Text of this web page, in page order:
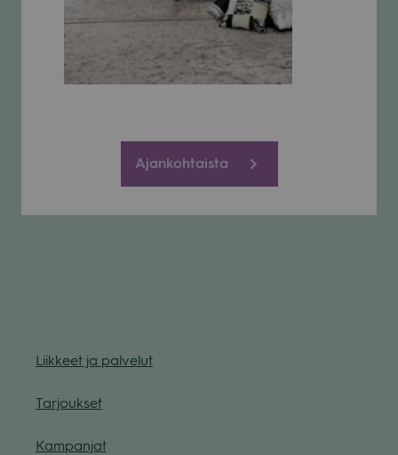
Ajankohtaista
Liik­keet ja pal­ve­lut
Tar­jouk­set
Kam­pan­jat